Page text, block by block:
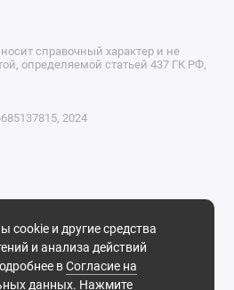
и другие средства
и анализа действий
вСогласие на
данных. Нажмите
справочный характер и не
определяемой статьей 437 ГК РФ,
2024
Карьерная, д. 14, оф. 14.